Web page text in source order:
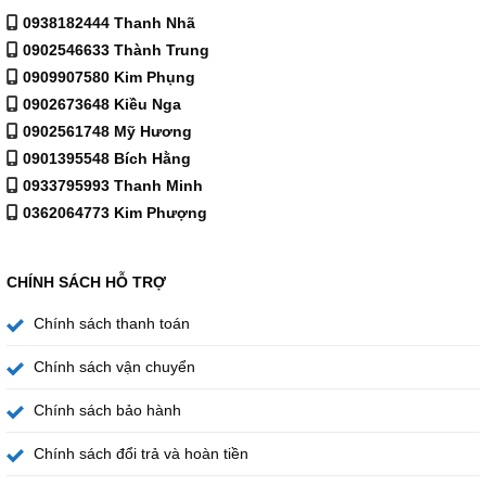
💡 Máy giặt Aqua Lồng Đứng Inverter 15 kg AQW-
DR150UGT PS – Tiện Ích Thông Minh và Lồng Giặt
Chống Bám Bẩn
Máy giặt Aqua Lồng Đứng Inverter 15 kg AQW-
DR150UGT PSđược trang bị nhiều tiện ích thông minh,
giúp người dùng tối ưu hóa quá trình giặt và bảo trì máy.
0938182444 Thanh Nhã
0902546633 Thành Trung
0909907580 Kim Phụng
0902673648 Kiều Nga
0902561748 Mỹ Hương
0901395548 Bích Hằng
0933795993 Thanh Minh
0362064773 Kim Phượng
CHÍNH SÁCH HỖ TRỢ
Chính sách thanh toán
Chính sách vận chuyển
Chính sách bảo hành
Chính sách đổi trả và hoàn tiền